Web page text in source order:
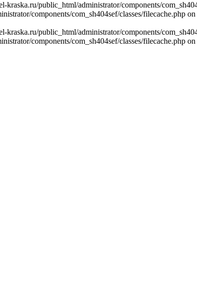
public_html/administrator/components/
components/com_sh404sef/classes/filecache.php
public_html/administrator/components/
components/com_sh404sef/classes/filecache.php